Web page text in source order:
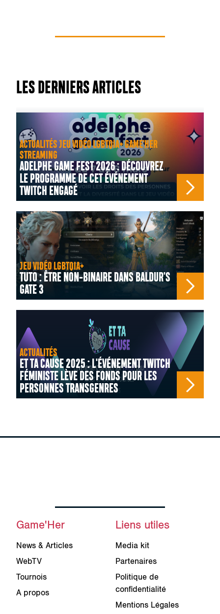
LES DERNIERS ARTICLES
ACTUALITÉS JEU VIDÉO LGBTQIA+ GAME'HER
STREAMING
ADELPHE GAME FEST 2026 : DÉCOUVREZ
LE PROGRAMME DE CET ÉVÉNEMENT
TWITCH ENGAGÉ
JEU VIDÉO LGBTQIA+
TUTO : ÊTRE NON-BINAIRE DANS BALDUR'S
GATE 3
ACTUALITÉS
ET TA CAUSE 2025 : L'ÉVÉNEMENT TWITCH
FÉMINISTE LÈVE DES FONDS POUR LES
PERSONNES TRANSGENRES
Game'Her
News & Articles
WebTV
Tournois
A propos
Liens utiles
Media kit
Partenaires
Politique de
confidentialité
Mentions Légales